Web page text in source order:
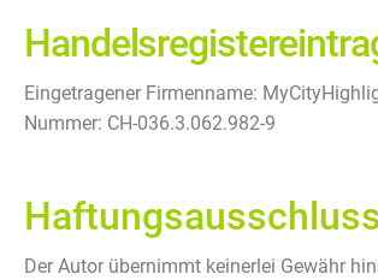
Eingetragener Firmenname:
Nummer: CH-036.3.062.982-9
Der Autor übernimmt keinerlei Gewähr